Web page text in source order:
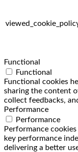
Functional
Functional
Functional cookies
sharing the content
collect feedbacks,
Performance
Performance
Performance
key performance
delivering a better